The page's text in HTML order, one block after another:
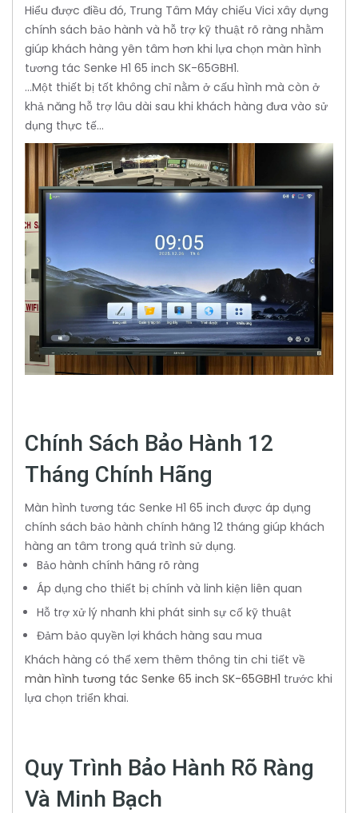
Hiểu được điều đó, Trung Tâm Máy chiếu Vici xây dựng
chính sách bảo hành và hỗ trợ kỹ thuật rõ ràng nhằm
giúp khách hàng yên tâm hơn khi lựa chọn màn hình
tương tác Senke H1 65 inch SK-65GBH1.
...Một thiết bị tốt không chỉ nằm ở cấu hình mà còn ở
khả năng hỗ trợ lâu dài sau khi khách hàng đưa vào sử
dụng thực tế...
Chính Sách Bảo Hành 12
Tháng Chính Hãng
Màn hình tương tác Senke H1 65 inch được áp dụng
chính sách bảo hành chính hãng 12 tháng giúp khách
hàng an tâm trong quá trình sử dụng.
Bảo hành chính hãng rõ ràng
Áp dụng cho thiết bị chính và linh kiện liên quan
Hỗ trợ xử lý nhanh khi phát sinh sự cố kỹ thuật
Đảm bảo quyền lợi khách hàng sau mua
Khách hàng có thể xem thêm thông tin chi tiết về
màn hình tương tác Senke 65 inch SK-65GBH1 trước khi
lựa chọn triển khai.
Quy Trình Bảo Hành Rõ Ràng
Và Minh Bạch